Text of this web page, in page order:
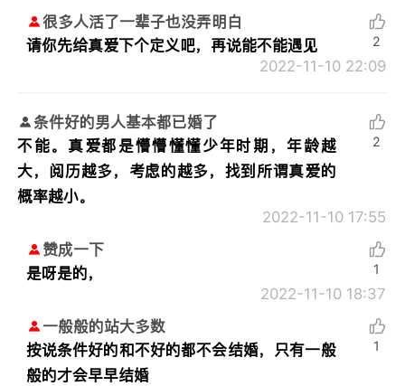
很多人活了一辈子也没弄明白
请你先给真爱下个定义吧，再说能不能遇见
2022-11-10 22:09
2
条件好的男人基本都已婚了
不能。真爱都是懵懵懂懂少年时期，年龄越
大，阅历越多，考虑的越多，找到所谓真爱的
概率越小。
2022-11-10 17:55
2
赞成一下
是呀是的，
2022-11-10 18:37
1
一般般的站大多数
按说条件好的和不好的都不会结婚，只有一般
般的才会早早结婚
1